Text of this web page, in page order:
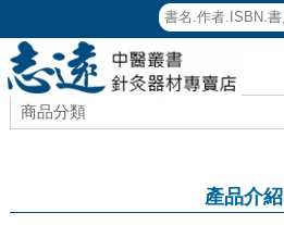
商品分類
產品介紹